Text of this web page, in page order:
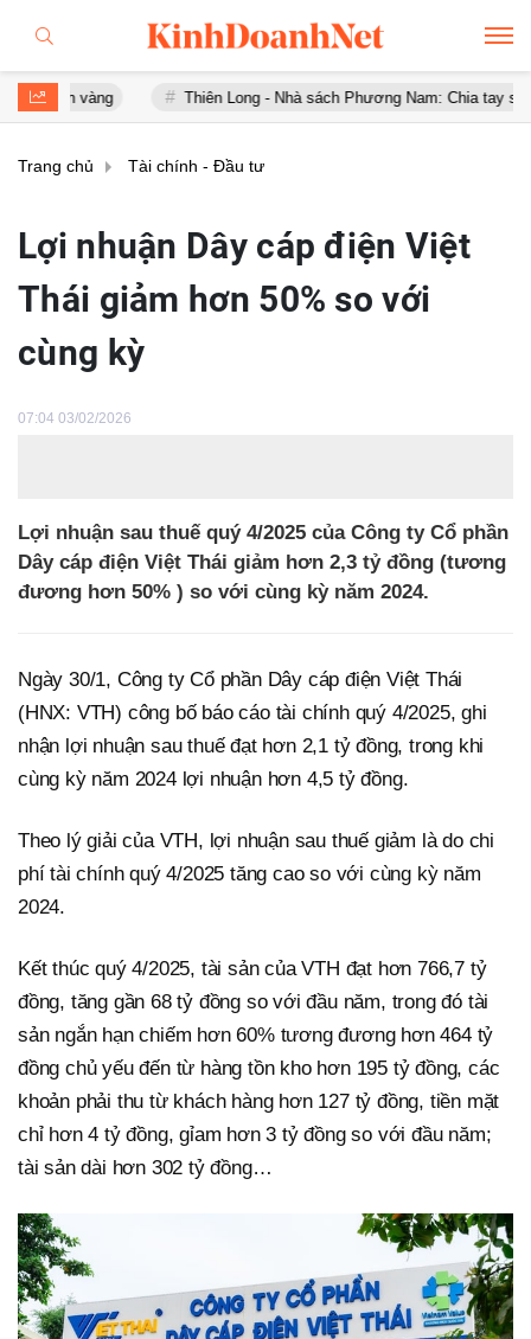
Thiên Long - Nhà sách Phương Nam: Chia tay sau chưa đầy
Trang chủ Tài chính - Đầu tư
Lợi nhuận Dây cáp điện Việt
Thái giảm hơn 50% so với
cùng kỳ
07:04 03/02/2026
Lợi nhuận sau thuế quý 4/2025 của Công ty Cổ phần
Dây cáp điện Việt Thái giảm hơn 2,3 tỷ đồng (tương
đương hơn 50% ) so với cùng kỳ năm 2024.
Ngày 30/1, Công ty Cổ phần Dây cáp điện Việt Thái
(HNX: VTH) công bố báo cáo tài chính quý 4/2025, ghi
nhận lợi nhuận sau thuế đạt hơn 2,1 tỷ đồng, trong khi
cùng kỳ năm 2024 lợi nhuận hơn 4,5 tỷ đồng.
Theo lý giải của VTH, lợi nhuận sau thuế giảm là do chi
phí tài chính quý 4/2025 tăng cao so với cùng kỳ năm
2024.
Kết thúc quý 4/2025, tài sản của VTH đạt hơn 766,7 tỷ
đồng, tăng gần 68 tỷ đồng so với đầu năm, trong đó tài
sản ngắn hạn chiếm hơn 60% tương đương hơn 464 tỷ
đồng chủ yếu đến từ hàng tồn kho hơn 195 tỷ đồng, các
khoản phải thu từ khách hàng hơn 127 tỷ đồng, tiền mặt
chỉ hơn 4 tỷ đồng, gỉam hơn 3 tỷ đồng so với đầu năm;
tài sản dài hơn 302 tỷ đồng…